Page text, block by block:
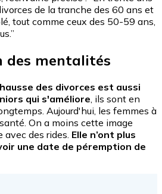
de la tranche des 60 ans et
tout comme ceux des 50-59 ans,
des mentalités
des divorces est aussi
qui s'améliore, ils sont en
Aujourd'hui, les femmes à
On a moins cette image
avec des rides. Elle n’ont plus
une date de péremption de